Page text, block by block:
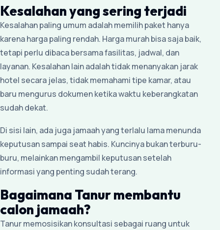
Kesalahan yang sering terjadi
Kesalahan paling umum adalah memilih paket hanya
karena harga paling rendah. Harga murah bisa saja baik,
tetapi perlu dibaca bersama fasilitas, jadwal, dan
layanan. Kesalahan lain adalah tidak menanyakan jarak
hotel secara jelas, tidak memahami tipe kamar, atau
baru mengurus dokumen ketika waktu keberangkatan
sudah dekat.
Di sisi lain, ada juga jamaah yang terlalu lama menunda
keputusan sampai seat habis. Kuncinya bukan terburu-
buru, melainkan mengambil keputusan setelah
informasi yang penting sudah terang.
Bagaimana Tanur membantu
calon jamaah?
Tanur memosisikan konsultasi sebagai ruang untuk